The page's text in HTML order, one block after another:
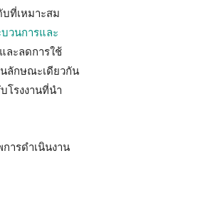
บที่เหมาะสม
วนการและ
ละลดการใช้
ลักษณะเดียวกัน
โรงงานที่นำ
ารดำเนินงาน